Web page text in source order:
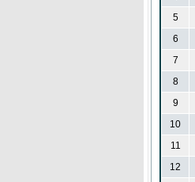
5
6
7
8
9
10
11
12